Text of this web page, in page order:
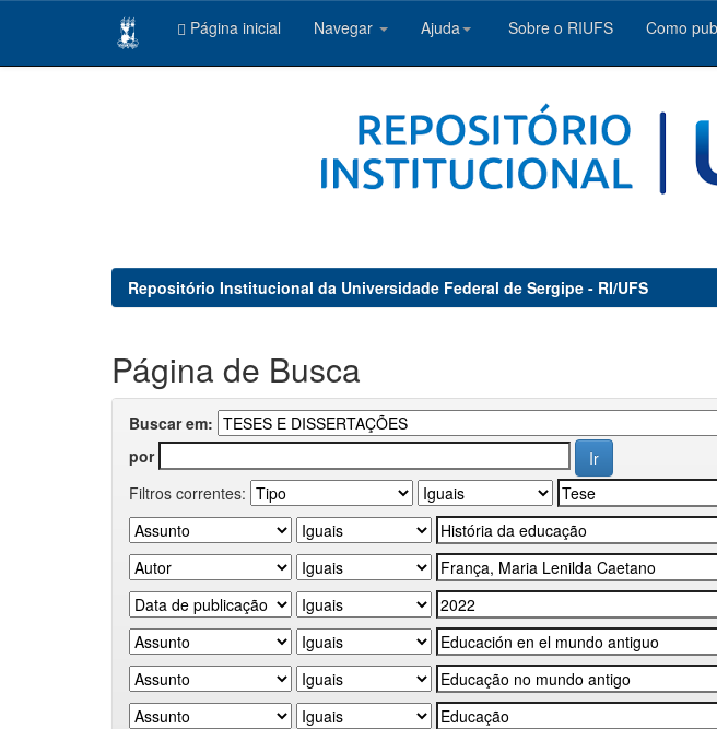
Página inicial Navegar Ajuda Sobre o RIUFS Como
Repositório Institucional da Universidade Federal de Sergipe - RI/UFS
Página de Busca
Buscar em:
por
Filtros correntes: